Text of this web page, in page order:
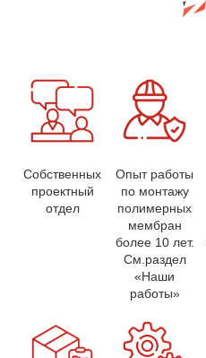
Собственных
проектный
отдел
Опыт работы
по монтажу
полимерных
мембран
более 10 лет.
См.раздел
«Наши
работы»